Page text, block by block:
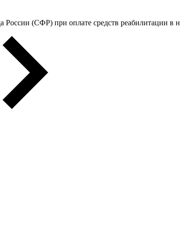
(СФР) при оплате средств реабилитации в